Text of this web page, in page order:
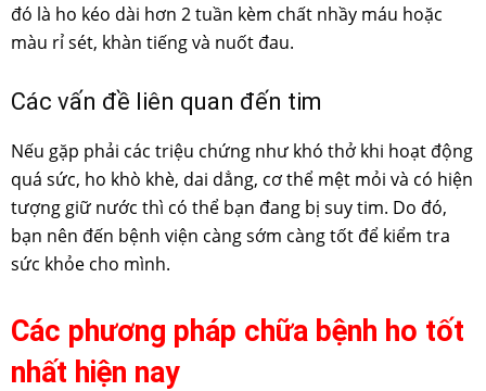
đó là ho kéo dài hơn 2 tuần kèm chất nhầy máu hoặc
màu rỉ sét, khàn tiếng và nuốt đau.
Các vấn đề liên quan đến tim
Nếu gặp phải các triệu chứng như khó thở khi hoạt động
quá sức, ho khò khè, dai dẳng, cơ thể mệt mỏi và có hiện
tượng giữ nước thì có thể bạn đang bị suy tim. Do đó,
bạn nên đến bệnh viện càng sớm càng tốt để kiểm tra
sức khỏe cho mình.
Các phương pháp chữa bệnh ho tốt
nhất hiện nay